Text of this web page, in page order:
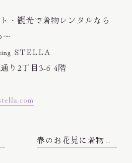
・観光で着物レンタルなら
STELLA
り2丁目3-6 4階
春のお花見に着物を着ませんか？🌸